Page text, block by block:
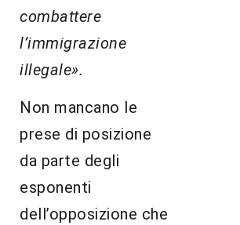
combattere
l’immigrazione
illegale».
Non mancano le
prese di posizione
da parte degli
esponenti
dell’opposizione che